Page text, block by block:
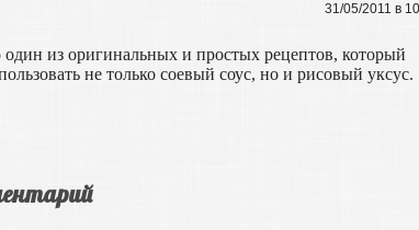
31/05/2011 в
из оригинальных и простых рецептов, который
не только соевый соус, но и рисовый уксус.